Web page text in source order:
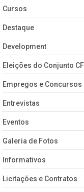
Cursos
Destaque
Development
Eleições do Conjunto
Empregos e Concursos
Entrevistas
Eventos
Galeria de Fotos
Informativos
Licitações e Contratos